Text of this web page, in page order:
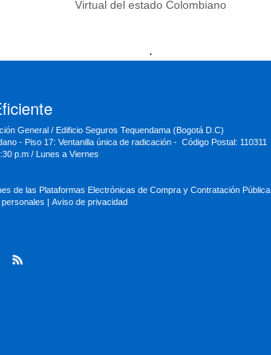
Virtual del estado Colombiano
.
General / Edificio Seguros Tequendama (Bogotá D.C)
- Piso 17: Ventanilla única de radicación - Código Postal: 110311
p.m / Lunes a Viernes
de las Plataformas Electrónicas de Compra y Contratación Pública
| Aviso de privacidad